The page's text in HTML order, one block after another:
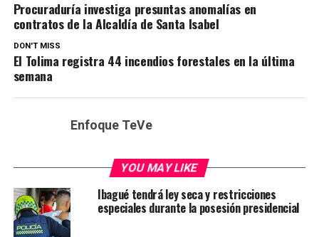
Procuraduría investiga presuntas anomalías en
contratos de la Alcaldía de Santa Isabel
DON'T MISS
El Tolima registra 44 incendios forestales en la última
semana
Enfoque TeVe
YOU MAY LIKE
Ibagué tendrá ley seca y restricciones
especiales durante la posesión presidencial